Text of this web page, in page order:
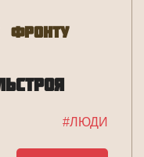
Фронту
#ЛЮДИ